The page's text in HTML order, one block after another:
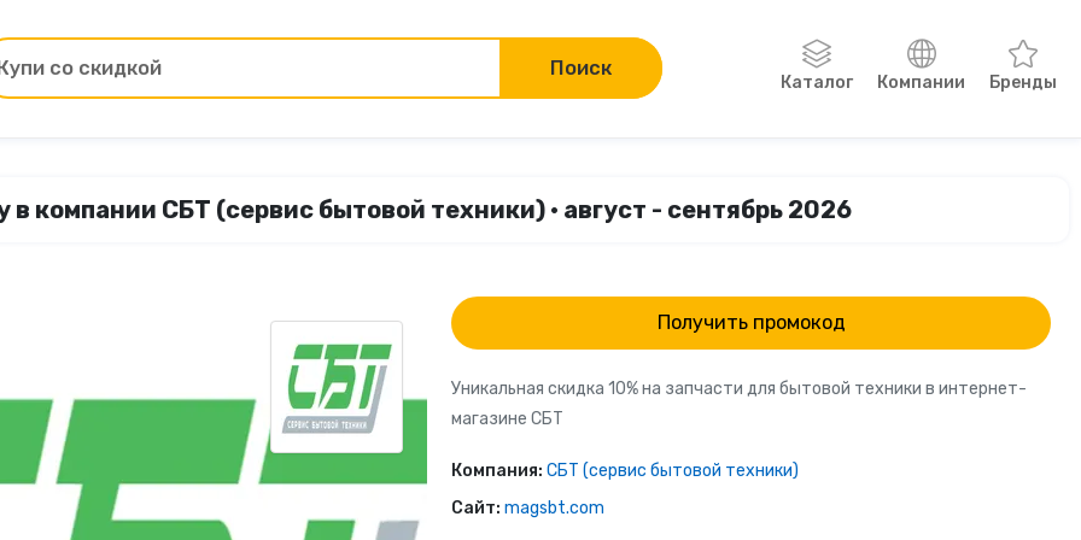
Каталог
Зоотовары Компьютеры и электроника
Работа и образование
Электрокамины
Компании Бренды
со скидкой Поиск
в компании СБТ (сервис бытовой техники) • август - сентябрь 2026
Получить промокод
Уникальная скидка 10% на запчасти для бытовой техники в интернет-
магазине СБТ
Компания: СБТ (сервис бытовой техники)
Сайт: magsbt.com